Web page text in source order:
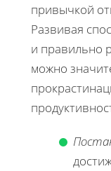
привычкой
Развивая
и правильно
можно